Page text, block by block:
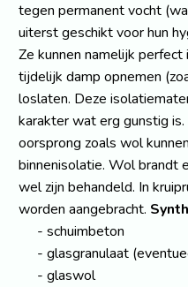
tegen permanent vocht
uiterst geschikt voor hun
Ze kunnen namelijk
tijdelijk damp opnemen
loslaten. Deze
karakter wat erg gunstig
oorsprong zoals wol
binnenisolatie. Wol brandt
wel zijn behandeld. In
worden aangebracht.
schuimbeton
glasgranulaat
glaswol